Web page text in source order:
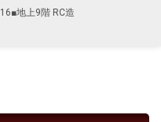
16■地上9階 RC造